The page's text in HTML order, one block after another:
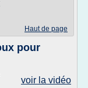
Haut de page
pour
voir la vidéo